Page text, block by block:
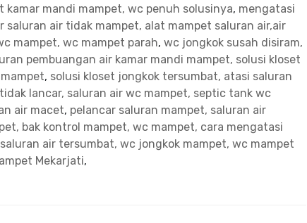
mandi mampet, wc penuh solusinya, mengatasi
saluran air tidak mampet, alat mampet saluran air,air
mampet, wc mampet parah, wc jongkok susah disiram,
pembuangan air kamar mandi mampet, solusi kloset
, solusi kloset jongkok tersumbat, atasi saluran
lancar, saluran air wc mampet, septic tank wc
air macet, pelancar saluran mampet, saluran air
bak kontrol mampet, wc mampet, cara mengatasi
air tersumbat, wc jongkok mampet, wc mampet
Mekarjati,